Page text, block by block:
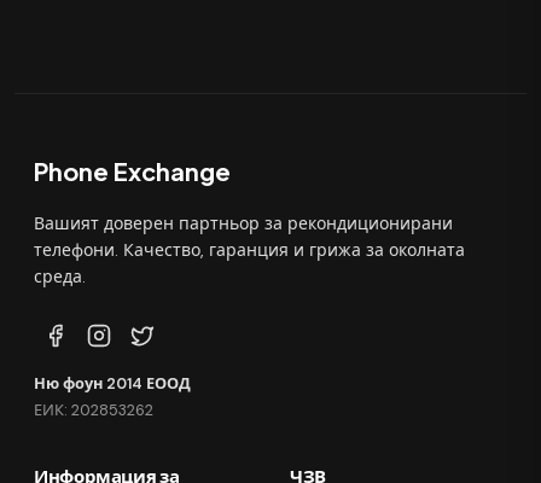
Phone Exchange
Вашият доверен партньор за рекондиционирани
телефони. Качество, гаранция и грижа за околната
среда.
Ню фоун 2014 ЕООД
ЕИК: 202853262
Информация за
ЧЗВ